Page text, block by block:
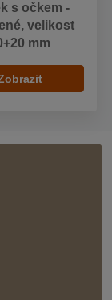
s očkem -
velikost
mm